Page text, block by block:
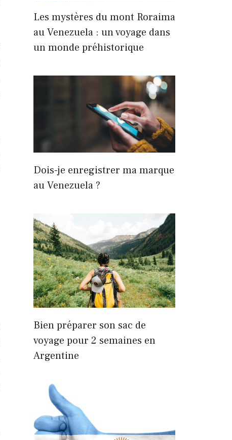
Les mystères du mont Roraima
au Venezuela : un voyage dans
un monde préhistorique
Dois-je enregistrer ma marque
au Venezuela ?
Bien préparer son sac de
voyage pour 2 semaines en
Argentine